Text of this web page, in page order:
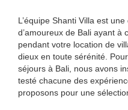
L’équipe Shanti Villa est
d’amoureux de Bali ayant
pendant votre location de
dieux en toute sérénité.
séjours à Bali, nous avons
testé chacune des
proposons pour une